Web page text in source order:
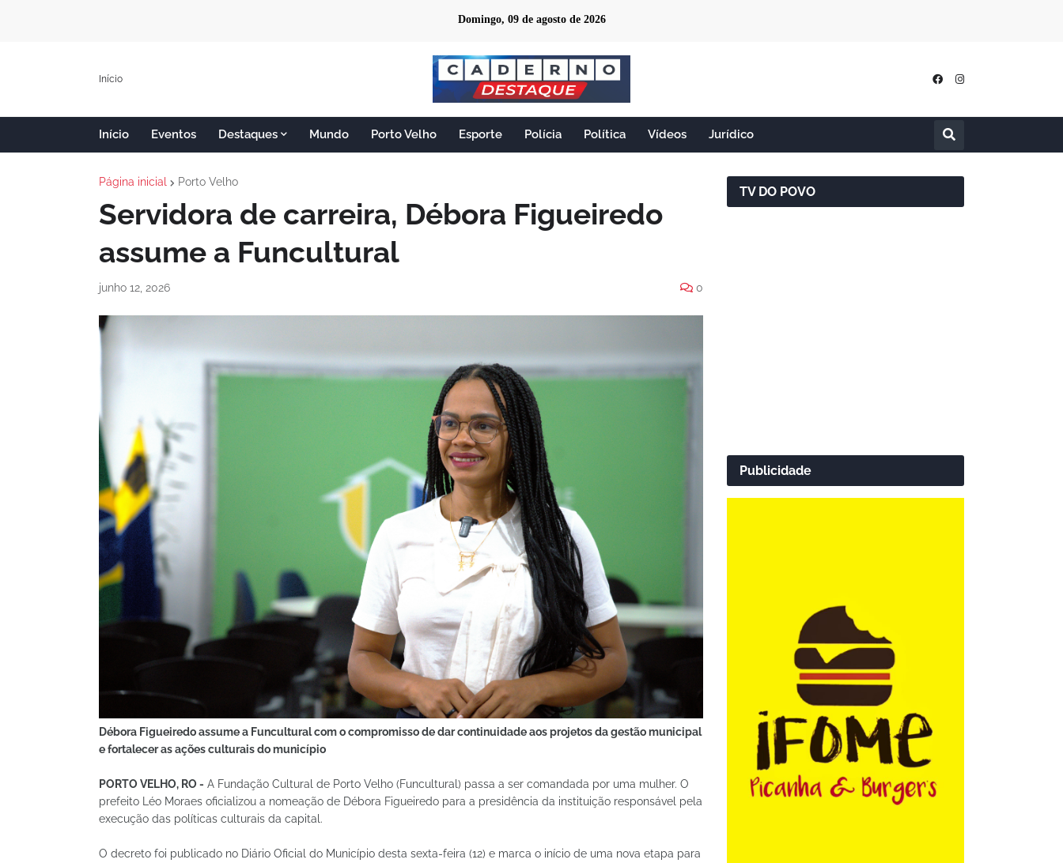
Domingo, 09 de agosto de 2026
Início
Início Eventos Destaques Mundo Porto Velho Esporte Polícia Política Vídeos Jurídico
Página inicial Porto Velho
Servidora de carreira, Débora Figueiredo
assume a Funcultural
junho 12, 2026 0
Débora Figueiredo assume a Funcultural com o compromisso de dar continuidade aos projetos da gestão municipal
e fortalecer as ações culturais do município
PORTO VELHO, RO - A Fundação Cultural de Porto Velho (Funcultural) passa a ser comandada por uma mulher. O
prefeito Léo Moraes oficializou a nomeação de Débora Figueiredo para a presidência da instituição responsável pela
execução das políticas culturais da capital.
O decreto foi publicado no Diário Oficial do Município desta sexta-feira (12) e marca o início de uma nova etapa para
TV DO POVO
Publicidade